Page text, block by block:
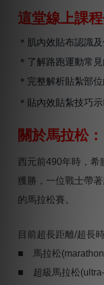
這堂線上課
＊肌內效貼布認識
＊了解路跑運動常
＊完整解析貼紮部
＊貼內效貼紮技巧
關於馬拉松：
西元前490年時，希
獲勝，一位戰士帶
的馬拉松賽。
目前超長距離/超長
■ 馬拉松
■ 超級馬拉松